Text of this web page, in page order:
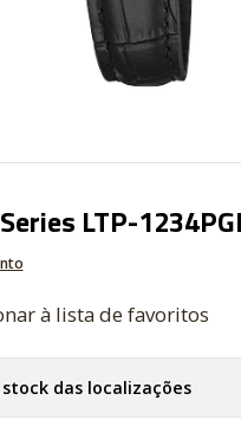
LTP-
à lista de favoritos
das localizações